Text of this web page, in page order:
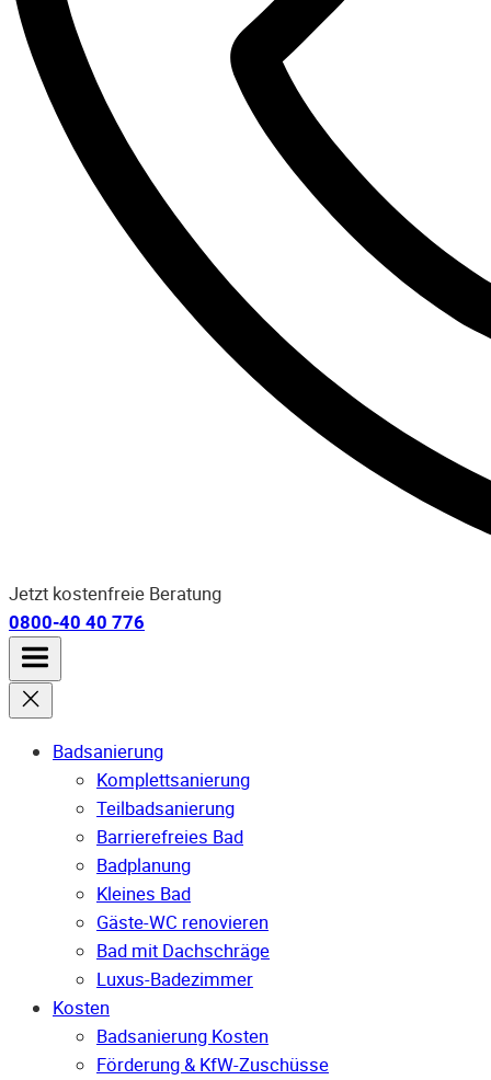
Jetzt kostenfreie Beratung
0800-40 40 776
Badsanierung
Komplettsanierung
Teilbadsanierung
Barrierefreies Bad
Badplanung
Kleines Bad
Gäste-WC renovieren
Bad mit Dachschräge
Luxus-Badezimmer
Kosten
Badsanierung Kosten
Förderung & KfW-Zuschüsse